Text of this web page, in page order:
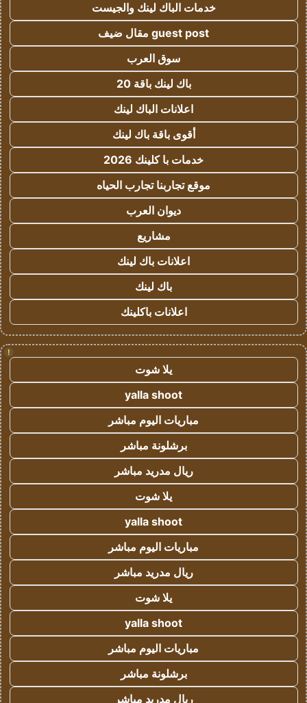
خدمات الباك لينك والجيست
guest post مقال ضيف
سوق العرب
باك لينك باقة 20
اعلانات الباك لينك
أقوى باقة باك لينك
خدمات با كلينك 2026
موقع تجاربنا تجارب الحياه
ديوان العرب
مشاريع
اعلانات باك لينك
باك لينك
اعلانات باكلينك
!
يلا شوت
yalla shoot
مباريات اليوم مباشر
برشلونة مباشر
ريال مدريد مباشر
يلا شوت
yalla shoot
مباريات اليوم مباشر
ريال مدريد مباشر
يلا شوت
yalla shoot
مباريات اليوم مباشر
برشلونة مباشر
ريال مدريد مباشر